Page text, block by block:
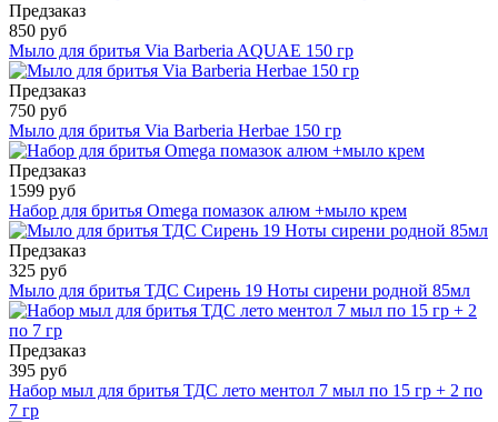
Предзаказ
850 руб
Мыло для бритья Via Barberia AQUAE 150 гр
Предзаказ
750 руб
Мыло для бритья Via Barberia Herbae 150 гр
Предзаказ
1599 руб
Набор для бритья Omega помазок алюм +мыло крем
Предзаказ
325 руб
Мыло для бритья ТДС Сирень 19 Ноты сирени родной 85мл
Предзаказ
395 руб
Набор мыл для бритья ТДС лето ментол 7 мыл по 15 гр + 2 по
7 гр